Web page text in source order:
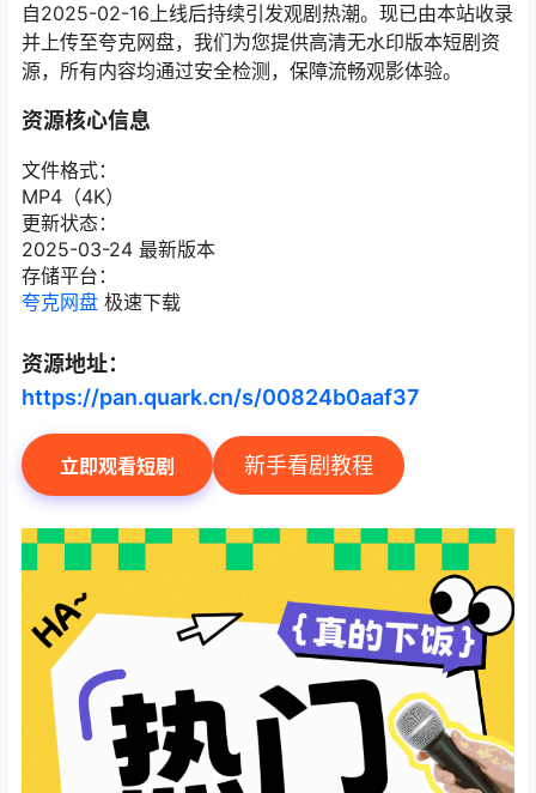
自2025-02-16上线后持续引发观剧热潮。现已由本站收录
并上传至夸克网盘，我们为您提供高清无水印版本短剧资
源，所有内容均通过安全检测，保障流畅观影体验。
资源核心信息
文件格式：
MP4（4K）
更新状态：
2025-03-24 最新版本
存储平台：
夸克网盘 极速下载
资源地址：
https://pan.quark.cn/s/00824b0aaf37
立即观看短剧 新手看剧教程